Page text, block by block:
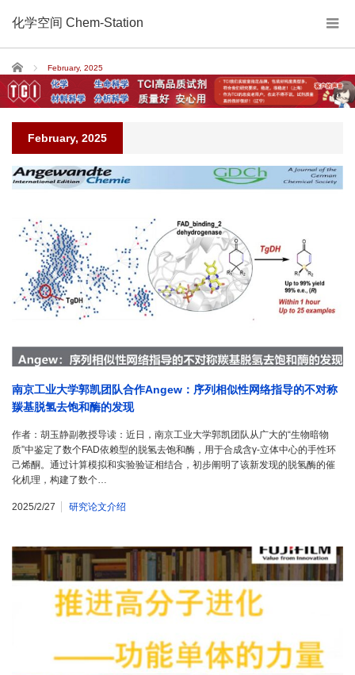
化学空间 Chem-Station
Home February, 2025
February, 2025
南京工业大学郭凯团队合作Angew：序列相似性网络指导的不对称
羰基脱氢去饱和酶的发现
作者：胡玉静副教授导读：近日，南京工业大学郭凯团队从广大的“生物暗物
质”中鉴定了数个FAD依赖型的脱氢去饱和酶，用于合成含γ-立体中心的手性环
己烯酮。通过计算模拟和实验验证相结合，初步阐明了该新发现的脱氢酶的催
化机理，构建了数个…
2025/2/27 研究论文介绍